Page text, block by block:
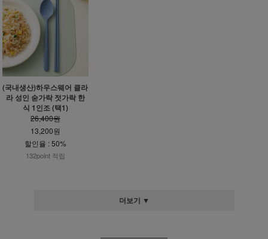
(국내생산)하우스웨어 클라
라 성인 숟가락 젓가락 한
식 1인조 (택1)
26,400원
13,200원
할인율 : 50%
132point 적립
더보기 ▼